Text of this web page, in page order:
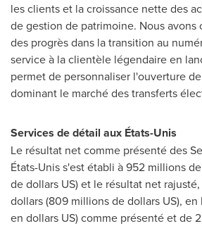
les clients et la croissance nette des
de gestion de patrimoine. Nous avons
des progrès dans la transition au
service à la clientèle légendaire en
permet de personnaliser l'ouverture
dominant le marché des transferts
Services de détail aux États-Unis
Le résultat net comme présenté des
États-Unis s'est établi à 952 millions
de dollars US) et le résultat net
dollars (809 millions de dollars US), en
en dollars US) comme présenté et de